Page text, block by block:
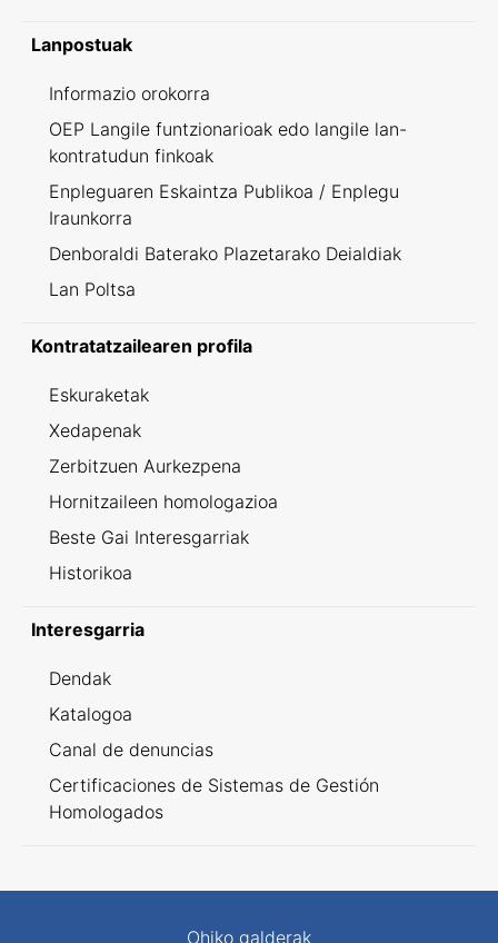
Lanpostuak
Informazio orokorra
OEP Langile funtzionarioak edo langile lan-
kontratudun finkoak
Enpleguaren Eskaintza Publikoa / Enplegu
Iraunkorra
Denboraldi Baterako Plazetarako Deialdiak
Lan Poltsa
Kontratatzailearen profila
Eskuraketak
Xedapenak
Zerbitzuen Aurkezpena
Hornitzaileen homologazioa
Beste Gai Interesgarriak
Historikoa
Interesgarria
Dendak
Katalogoa
Canal de denuncias
Certificaciones de Sistemas de Gestión
Homologados
Ohiko galderak